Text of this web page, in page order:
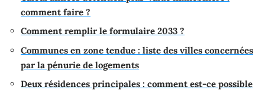
comment faire ?
Comment remplir le formulaire 2033 ?
Communes en zone tendue : liste des villes concernées
par la pénurie de logements
Deux résidences principales : comment est-ce possible